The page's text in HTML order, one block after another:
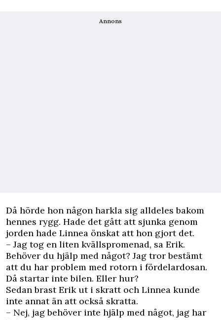
Annons
Då hörde hon någon harkla sig alldeles bakom
hennes rygg. Hade det gått att sjunka genom
jorden hade Linnea önskat att hon gjort det.
– Jag tog en liten kvällspromenad, sa Erik.
Behöver du hjälp med något? Jag tror ­bestämt
att du har problem med rotorn i fördelardosan.
Då startar inte bilen. Eller hur?
Sedan brast Erik ut i skratt och Linnea kunde
inte annat än att också skratta.
– Nej, jag behöver inte hjälp med något, jag har